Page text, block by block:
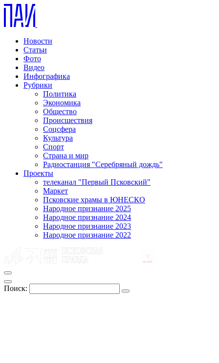
Новости
Статьи
Фото
Видео
Инфографика
Рубрики
Политика
Экономика
Общество
Происшествия
Соцсфера
Культура
Спорт
Страна и мир
Радиостанция "Серебряный дождь"
Проекты
телеканал "Первый Псковский"
Маркет
Псковские храмы в ЮНЕСКО
Народное признание 2025
Народное признание 2024
Народное признание 2023
Народное признание 2022
Поиск: